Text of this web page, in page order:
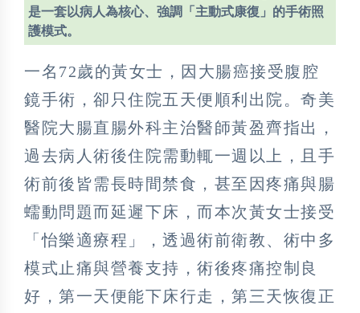
是一套以病人為核心、強調「主動式康復」的手術照
護模式。
一名72歲的黃女士，因大腸癌接受腹腔
鏡手術，卻只住院五天便順利出院。奇美
醫院大腸直腸外科主治醫師黃盈齊指出，
過去病人術後住院需動輒一週以上，且手
術前後皆需長時間禁食，甚至因疼痛與腸
蠕動問題而延遲下床，而本次黃女士接受
「怡樂適療程」，透過術前衛教、術中多
模式止痛與營養支持，術後疼痛控制良
好，第一天便能下床行走，第三天恢復正